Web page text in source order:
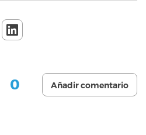
0 Añadir comentario